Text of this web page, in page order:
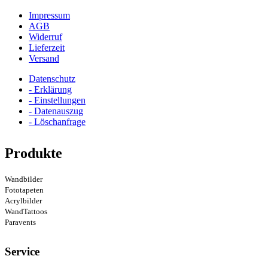
Impressum
AGB
Widerruf
Lieferzeit
Versand
Datenschutz
- Erklärung
- Einstellungen
- Datenauszug
- Löschanfrage
Produkte
Wandbilder
Fototapeten
Acrylbilder
WandTattoos
Paravents
Service